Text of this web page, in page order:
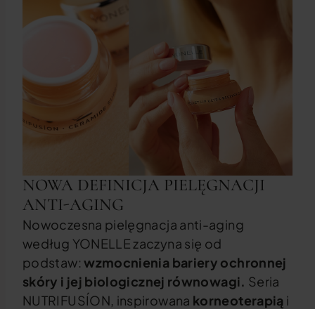
NOWA DEFINICJA PIELĘGNACJI
ANTI-AGING
Nowoczesna pielęgnacja anti-aging
według YONELLE zaczyna się od
podstaw:wzmocnienia bariery ochronnej
skóry i jej biologicznej równowagi. Seria
NUTRIFUSÍON, inspirowana korneoterapią i